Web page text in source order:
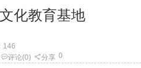
化教育基地
146
评论(0) 分享 0